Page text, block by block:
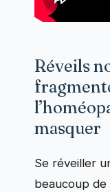
Réveils
masquer
Se réveiller
beaucoup